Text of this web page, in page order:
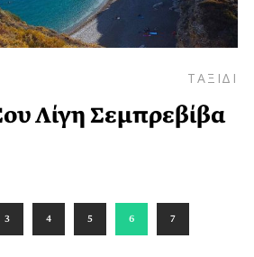
ΤΑΞΙΔΙ
Λίγη Σεμπρεβίβα
3 4 5 6 7